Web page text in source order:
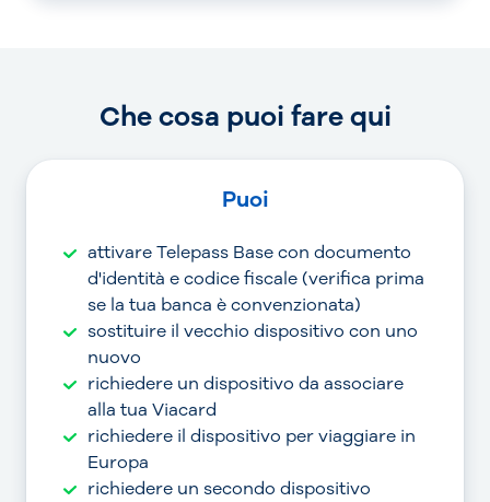
Che cosa puoi fare qui
Puoi
attivare Telepass Base con documento
d'identità e codice fiscale (verifica prima
se la tua banca è convenzionata)
sostituire il vecchio dispositivo con uno
nuovo
richiedere un dispositivo da associare
alla tua Viacard
richiedere il dispositivo per viaggiare in
Europa
richiedere un secondo dispositivo